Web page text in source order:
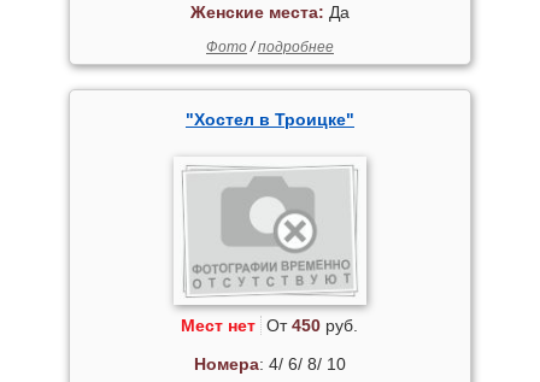
Женские места: Да
Фото/подробнее
"Хостел в Троицке"
Мест нет От450 руб.
Номера: 4/ 6/ 8/ 10